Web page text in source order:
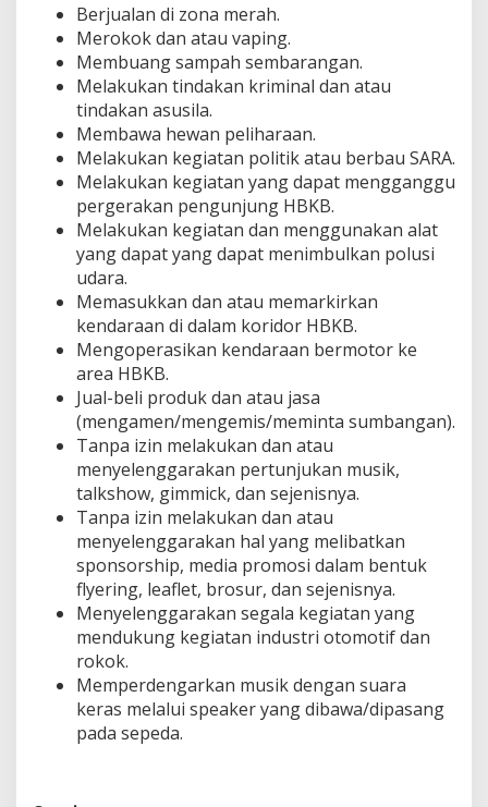
Berjualan di zona merah.
Merokok dan atau vaping.
Membuang sampah sembarangan.
Melakukan tindakan kriminal dan atau
tindakan asusila.
Membawa hewan peliharaan.
Melakukan kegiatan politik atau berbau SARA.
Melakukan kegiatan yang dapat mengganggu
pergerakan pengunjung HBKB.
Melakukan kegiatan dan menggunakan alat
yang dapat yang dapat menimbulkan polusi
udara.
Memasukkan dan atau memarkirkan
kendaraan di dalam koridor HBKB.
Mengoperasikan kendaraan bermotor ke
area HBKB.
Jual-beli produk dan atau jasa
(mengamen/mengemis/meminta sumbangan).
Tanpa izin melakukan dan atau
menyelenggarakan pertunjukan musik,
talkshow, gimmick, dan sejenisnya.
Tanpa izin melakukan dan atau
menyelenggarakan hal yang melibatkan
sponsorship, media promosi dalam bentuk
flyering, leaflet, brosur, dan sejenisnya.
Menyelenggarakan segala kegiatan yang
mendukung kegiatan industri otomotif dan
rokok.
Memperdengarkan musik dengan suara
keras melalui speaker yang dibawa/dipasang
pada sepeda.